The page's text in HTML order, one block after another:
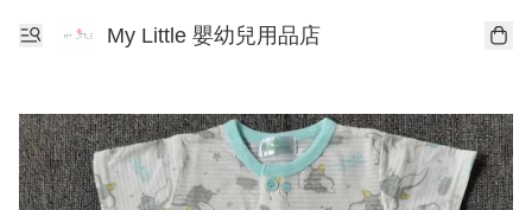
My Little 嬰幼兒用品店